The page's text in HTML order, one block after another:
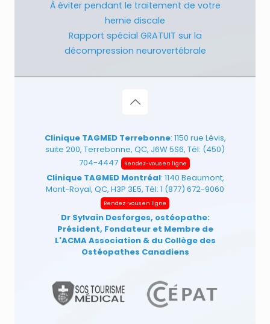
À éviter pendant le traitement de votre
hernie discale
Rapport spécial GRATUIT sur la
décompression neurovertébrale
Clinique TAGMED Terrebonne: 1150 rue Lévis,
suite 200, Terrebonne, QC, J6W 5S6, Tél: (450)
704-4447
Rendez-vous en ligne
Clinique TAGMED Montréal: 1140 Beaumont,
Mont-Royal, QC, H3P 3E5, Tél: 1 (877) 672-9060
Rendez-vous en ligne
Dr Sylvain Desforges, ostéopathe:
Président, Fondateur et Membre de
L'ACMA Association & du Collège des
Ostéopathes Canadiens